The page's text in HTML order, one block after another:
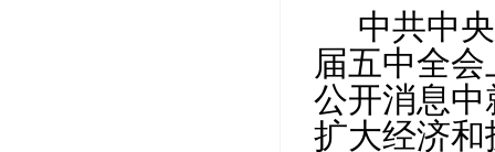
中共中
届五中全
公开消息
扩大经济